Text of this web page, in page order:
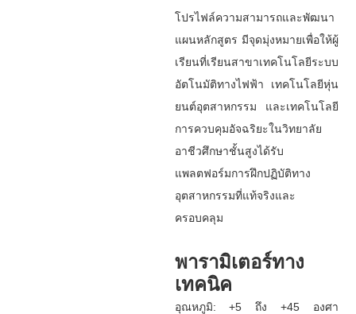
โปรไฟล์ความสามารถและพัฒนา
แผนหลักสูตร มีจุดมุ่งหมายเพื่อให้ผู้
เรียนที่เรียนสาขาเทคโนโลยีระบบ
อัตโนมัติทางไฟฟ้า เทคโนโลยีหุ่น
ยนต์อุตสาหกรรม และเทคโนโลยี
การควบคุมอัจฉริยะในวิทยาลัย
อาชีวศึกษาชั้นสูงได้รับ
แพลตฟอร์มการฝึกปฏิบัติทาง
อุตสาหกรรมที่แท้จริงและ
ครอบคลุม
พารามิเตอร์ทาง
เทคนิค
อุณหภูมิ: +5 ถึง +45 องศา